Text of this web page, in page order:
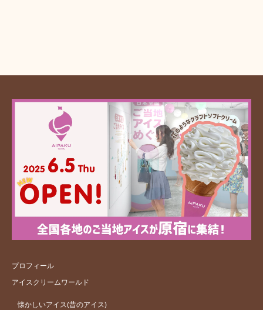
プロフィール
アイスクリームワールド
懐かしいアイス(昔のアイス)